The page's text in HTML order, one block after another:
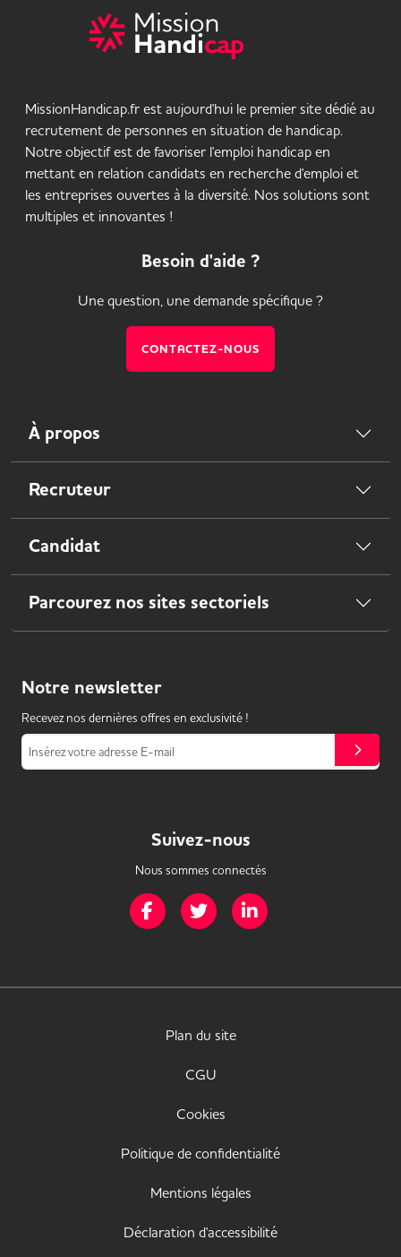
MissionHandicap.fr est aujourd'hui le premier site dédié au
recrutement de personnes en situation de handicap.
Notre objectif est de favoriser l'emploi handicap en
mettant en relation candidats en recherche d'emploi et
les entreprises ouvertes à la diversité. Nos solutions sont
multiples et innovantes !
Besoin d'aide ?
Une question, une demande spécifique ?
CONTACTEZ-NOUS
À propos
Recruteur
Candidat
Parcourez nos sites sectoriels
Notre newsletter
Recevez nos dernières offres en exclusivité !
Insérez votre adresse E-mail
Suivez-nous
Nous sommes connectés
Page Facebook de Mission Handicap
Page Twitter de Mission Handicap
Plan du site
CGU
Cookies
Politique de confidentialité
Mentions légales
Déclaration d'accessibilité